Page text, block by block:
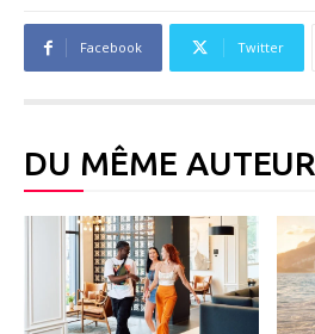
Facebook Twitter
DU MÊME AUTEUR